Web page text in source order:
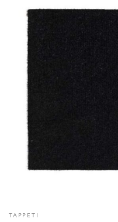
TAPPETI